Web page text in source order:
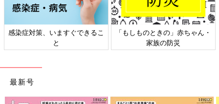
染症対策、いますぐできるこ
「もしものときの」赤ちゃん・
家族の防災
最新号